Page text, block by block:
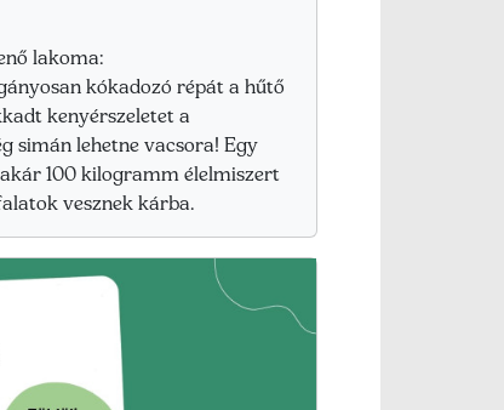
lakoma:
kókadozó répát a hűtő
kenyérszeletet a
simán lehetne vacsora! Egy
100 kilogramm élelmiszert
vesznek kárba.